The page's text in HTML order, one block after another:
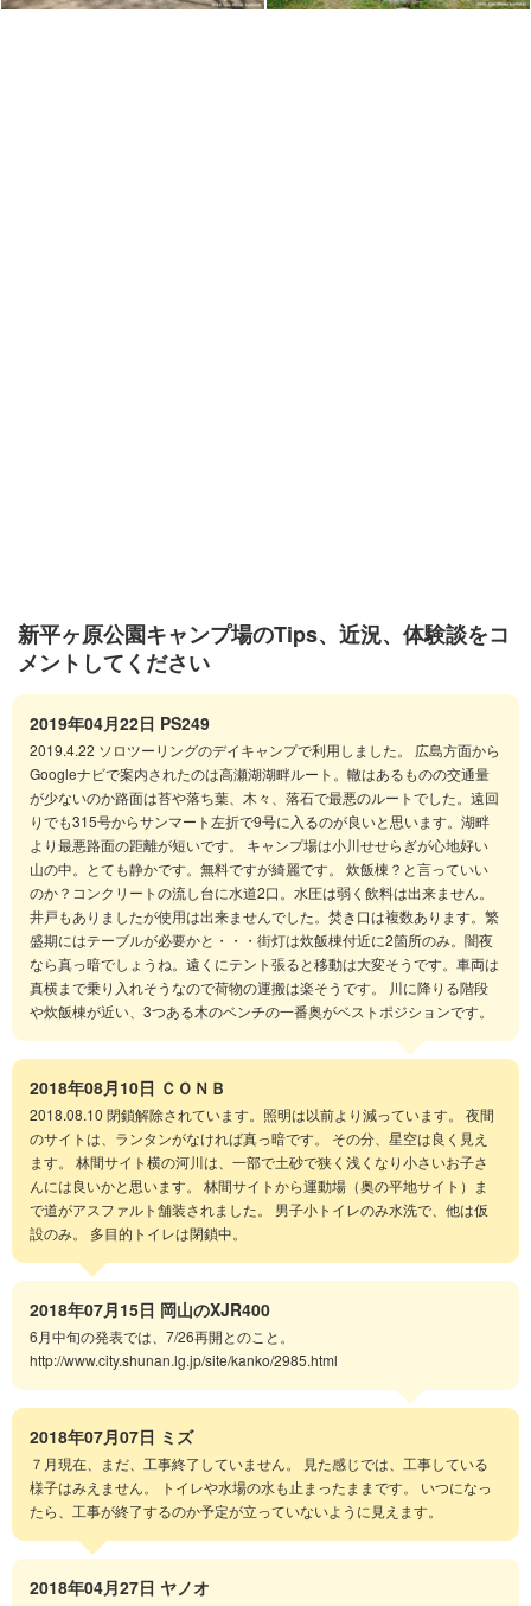
新平ヶ原公園キャンプ場のTips、近況、体験談をコ
メントしてください
2019年04月22日 PS249
2019.4.22 ソロツーリングのデイキャンプで利用しました。 広島方面から
Googleナビで案内されたのは高瀬湖湖畔ルート。轍はあるものの交通量
が少ないのか路面は苔や落ち葉、木々、落石で最悪のルートでした。遠回
りでも315号からサンマート左折で9号に入るのが良いと思います。湖畔
より最悪路面の距離が短いです。 キャンプ場は小川せせらぎが心地好い
山の中。とても静かです。無料ですが綺麗です。 炊飯棟？と言っていい
のか？コンクリートの流し台に水道2口。水圧は弱く飲料は出来ません。
井戸もありましたが使用は出来ませんでした。焚き口は複数あります。繁
盛期にはテーブルが必要かと・・・街灯は炊飯棟付近に2箇所のみ。闇夜
なら真っ暗でしょうね。遠くにテント張ると移動は大変そうです。車両は
真横まで乗り入れそうなので荷物の運搬は楽そうです。 川に降りる階段
や炊飯棟が近い、3つある木のベンチの一番奥がベストポジションです。
2018年08月10日 ＣＯＮＢ
2018.08.10 閉鎖解除されています。照明は以前より減っています。 夜間
のサイトは、ランタンがなければ真っ暗です。 その分、星空は良く見え
ます。 林間サイト横の河川は、一部で土砂で狭く浅くなり小さいお子さ
んには良いかと思います。 林間サイトから運動場（奥の平地サイト）ま
で道がアスファルト舗装されました。 男子小トイレのみ水洗で、他は仮
設のみ。 多目的トイレは閉鎖中。
2018年07月15日 岡山のXJR400
6月中旬の発表では、7/26再開とのこと。
http://www.city.shunan.lg.jp/site/kanko/2985.html
2018年07月07日 ミズ
７月現在、まだ、工事終了していません。 見た感じでは、工事している
様子はみえません。 トイレや水場の水も止まったままです。 いつになっ
たら、工事が終了するのか予定が立っていないように見えます。
2018年04月27日 ヤノオ